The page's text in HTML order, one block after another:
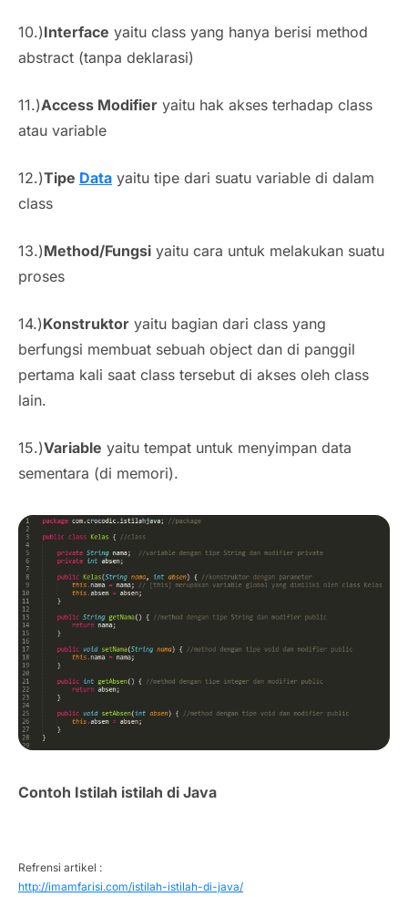
10.)Interface yaitu class yang hanya berisi method
abstract (tanpa deklarasi)
11.)Access Modifier yaitu hak akses terhadap class
atau variable
12.)Tipe Data yaitu tipe dari suatu variable di dalam
class
13.)Method/Fungsi yaitu cara untuk melakukan suatu
proses
14.)Konstruktor yaitu bagian dari class yang
berfungsi membuat sebuah object dan di panggil
pertama kali saat class tersebut di akses oleh class
lain.
15.)Variable yaitu tempat untuk menyimpan data
sementara (di memori).
Contoh Istilah istilah di Java
Refrensi artikel :
http://imamfarisi.com/istilah-istilah-di-java/